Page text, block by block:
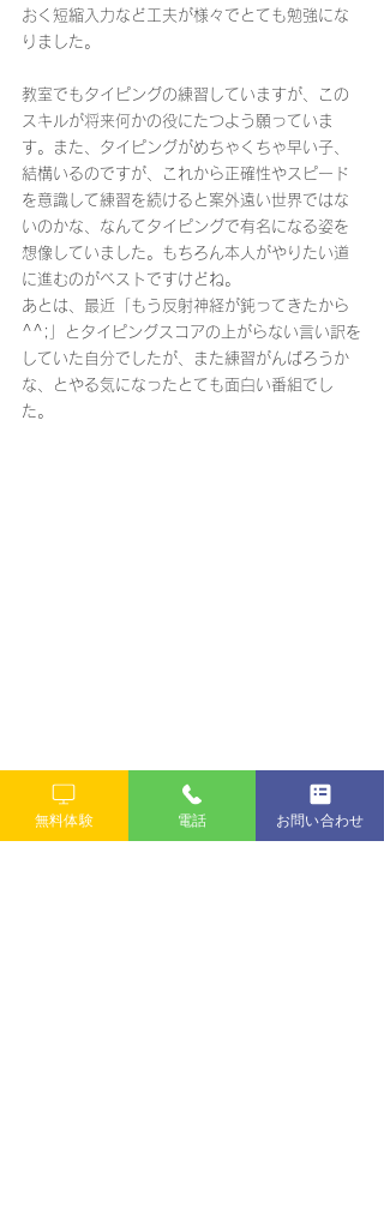
おく短縮入力など工夫が様々でとても勉強にな
りました。
教室でもタイピングの練習していますが、この
スキルが将来何かの役にたつよう願っていま
す。また、タイピングがめちゃくちゃ早い子、
結構いるのですが、これから正確性やスピード
を意識して練習を続けると案外遠い世界ではな
いのかな、なんてタイピングで有名になる姿を
想像していました。もちろん本人がやりたい道
に進むのがベストですけどね。
あとは、最近「もう反射神経が鈍ってきたから
^^;」とタイピングスコアの上がらない言い訳を
していた自分でしたが、また練習がんばろうか
な、とやる気になったとても面白い番組でし
た。
無料体験 電話 お問い合わせ